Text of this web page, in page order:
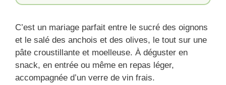
C’est un mariage parfait entre le sucré des oignons
et le salé des anchois et des olives, le tout sur une
pâte croustillante et moelleuse. À déguster en
snack, en entrée ou même en repas léger,
accompagnée d’un verre de vin frais.